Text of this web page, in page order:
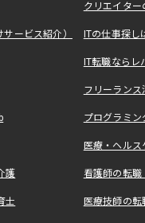
クリエイタ
ービス紹介） ITの仕事探
IT転職なら
フリーラン
プログラミ
医療・ヘル
護 看護師の転
士 医療技師の